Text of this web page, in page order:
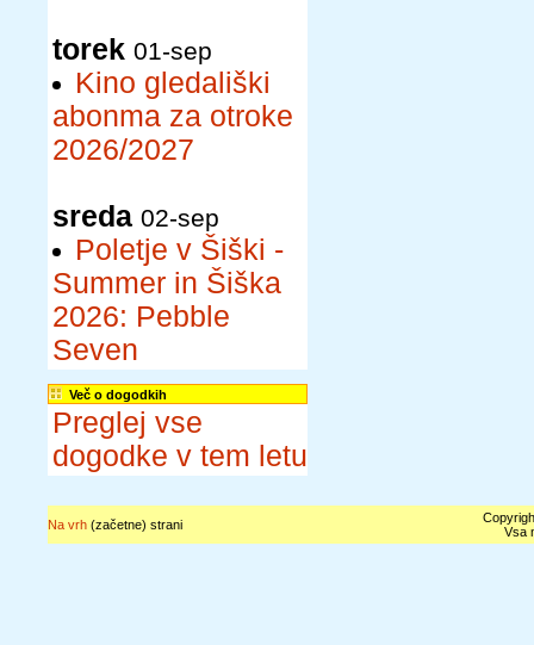
torek 01-sep
Kino gledališki
abonma za otroke
2026/2027
sreda 02-sep
Poletje v Šiški -
Summer in Šiška
2026: Pebble
Seven
Več o dogodkih
Preglej vse
dogodke v tem letu
Na vrh(začetne) strani
Vsa